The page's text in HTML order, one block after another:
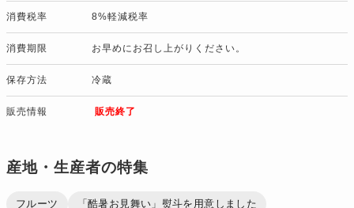
消費税率 8%軽減税率
消費期限 お早めにお召し上がりください。
保存方法 冷蔵
販売情報 販売終了
産地・生産者の特集
フルーツ 「酷暑お見舞い」熨斗を用意しました